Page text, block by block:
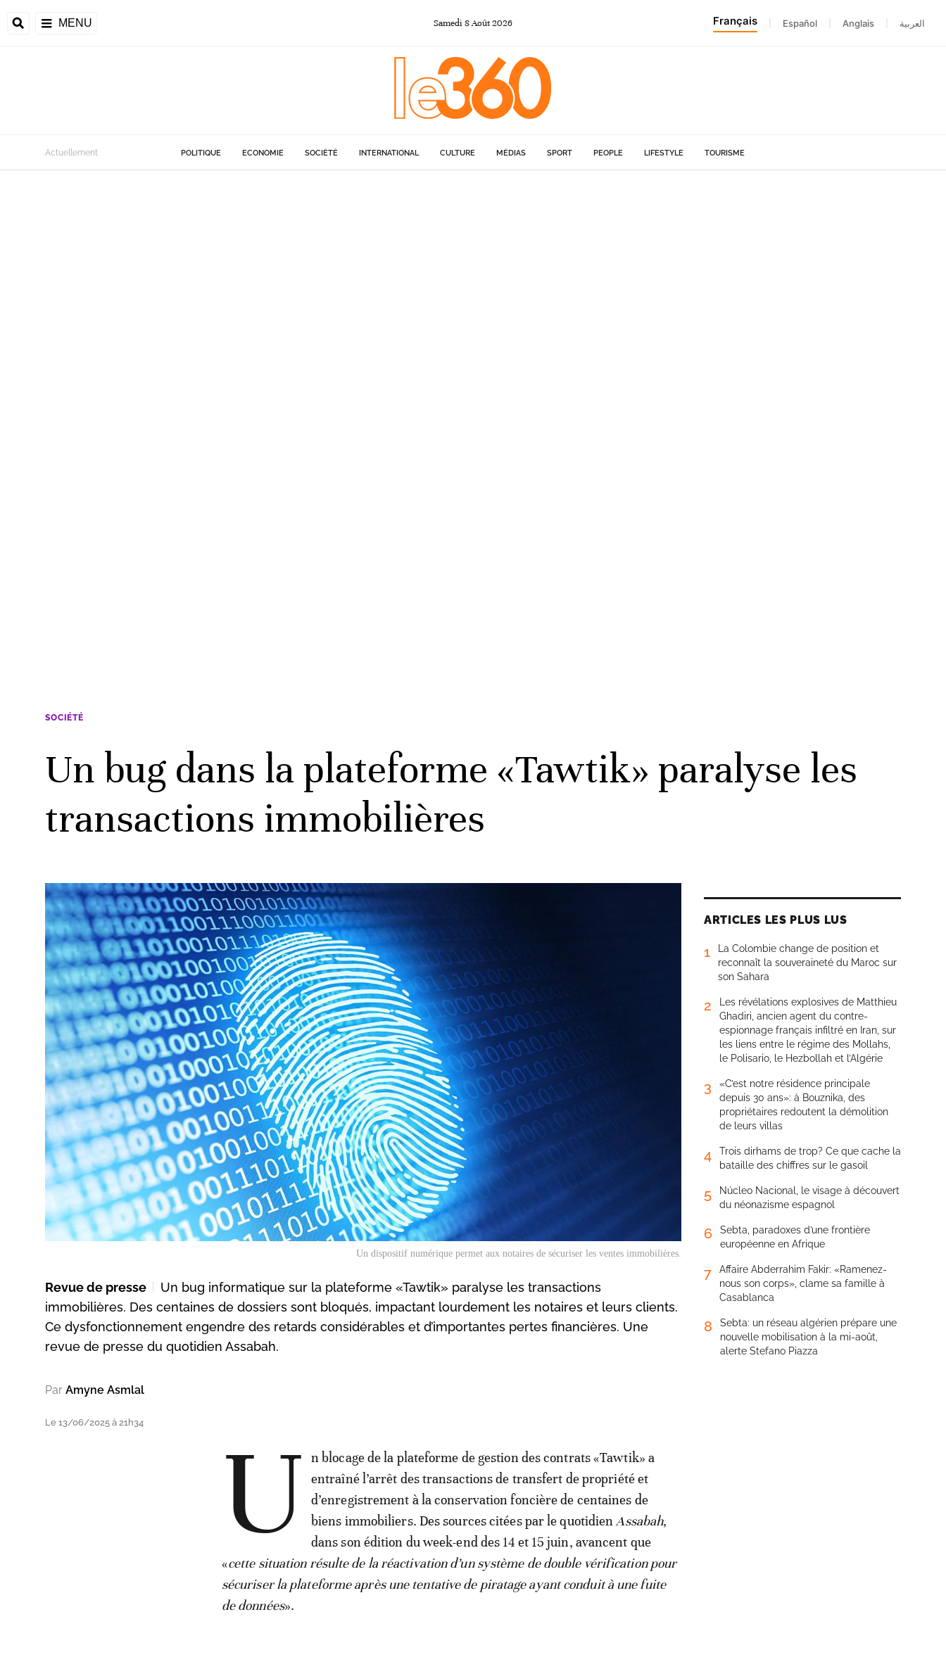
MENU Samedi 8Août2026 Français Español Anglais العربية
Actuellement POLITIQUE ECONOMIE SOCIÉTÉ INTERNATIONAL CULTURE MÉDIAS SPORT PEOPLE LIFESTYLE TOURISME
SOCIÉTÉ
Un bug dans la plateforme «Tawtik» paralyse les
transactions immobilières
Un dispositif numérique permet aux notaires de sécuriser les ventes immobilières.
Revue de presse
Un bug informatique sur la plateforme «Tawtik» paralyse les transactions
immobilières. Des centaines de dossiers sont bloqués, impactant lourdement les notaires et leurs clients.
Ce dysfonctionnement engendre des retards considérables et d’importantes pertes financières. Une
revue de presse du quotidien Assabah.
Par Amyne Asmlal
Le 13/06/2025 à 21h34 U
n blocage de la plateforme de gestion des contrats «Tawtik» a
entraîné l’arrêt des transactions de transfert de propriété et
d’enregistrement à la conservation foncière de centaines de
biens immobiliers. Des sources citées par le quotidien Assabah,
dans son édition du week-end des 14 et 15 juin, avancent que
«cette situation résulte de la réactivation d’un système de double vérification pour
sécuriser la plateforme après une tentative de piratage ayant conduit à une fuite
de données».
ARTICLES LES PLUS LUS
1
La Colombie change de position et
reconnaît la souveraineté du Maroc sur
son Sahara
2
Les révélations explosives de Matthieu
Ghadiri, ancien agent du contre-
espionnage français infiltré en Iran, sur
les liens entre le régime des Mollahs,
le Polisario, le Hezbollah et l’Algérie
3
«C’est notre résidence principale
depuis 30 ans»: à Bouznika, des
propriétaires redoutent la démolition
de leurs villas
4
Trois dirhams de trop? Ce que cache la
bataille des chiffres sur le gasoil
5
Núcleo Nacional, le visage à découvert
du néonazisme espagnol
6
Sebta, paradoxes d’une frontière
européenne en Afrique
7
Affaire Abderrahim Fakir: «Ramenez-
nous son corps», clame sa famille à
Casablanca
8
Sebta: un réseau algérien prépare une
nouvelle mobilisation à la mi-août,
alerte Stefano Piazza